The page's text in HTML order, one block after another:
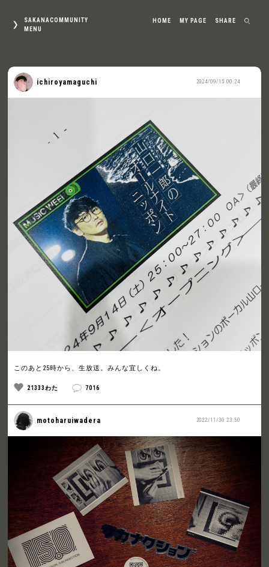
SAKANACOMMUNITY
MENU
HOME MY PAGE SHARE
2024/09/15 00:24
ichiroyamaguchi
このあと25時から、生放送。みんな宜しくね。
21333わた 7016
2022/11/30 23:50
motoharuiwadera